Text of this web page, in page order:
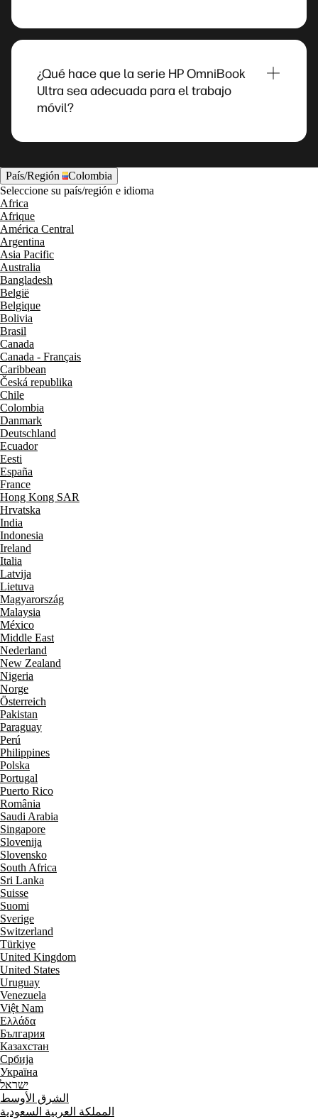
opciones de pantalla premium, que incluyen
3K diseñadas para ofrecer detalles nítidos y
colores intensos para el trabajo, la creación de
contenido y el entretenimiento.
¿Qué hace que la serie HP OmniBook
Ultra sea adecuada para el trabajo
móvil?
y una estructura resistente, lo que la hace
idónea para los usuarios que necesitan un
País/Región
Colombia
Seleccione su país/región e idioma
Africa
Afrique
América Central
Argentina
Asia Pacific
Australia
Bangladesh
België
Belgique
Bolivia
Brasil
Canada
Canada - Français
Caribbean
Česká republika
Chile
Colombia
Danmark
Deutschland
Ecuador
Eesti
España
France
Hong Kong SAR
Hrvatska
India
Indonesia
Ireland
Italia
Latvija
Lietuva
Magyarország
Malaysia
México
Middle East
Nederland
New Zealand
Nigeria
Norge
Österreich
Pakistan
Paraguay
Perú
Philippines
Polska
Portugal
Puerto Rico
România
Saudi Arabia
Singapore
Slovenija
Slovensko
South Africa
Sri Lanka
Suisse
Suomi
Sverige
Switzerland
Türkiye
United Kingdom
United States
Uruguay
Venezuela
Việt Nam
Ελλάδα
България
Казахстан
Србија
Україна
ישראל
الشرق الأوسط
المملكة العربية السعودية